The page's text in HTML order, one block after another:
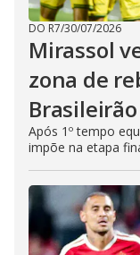
DO R7/30/07/2026
Mirassol
zona de
Brasileirão
Após 1º tempo
impõe na etapa